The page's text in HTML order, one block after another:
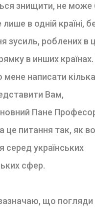
знищити, не може
в одній країні,
зусиль, роблених в
в ин­ших
написати кілька
Вам,
Пане
це питання так, як
серед українських
сфер.
що погляди